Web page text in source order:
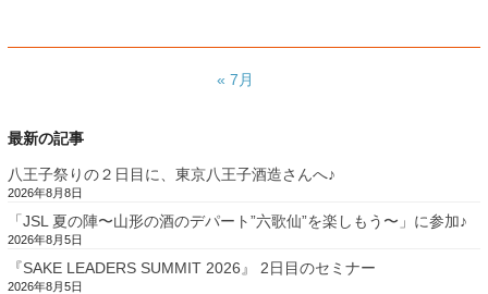
« 7月
最新の記事
八王子祭りの２日目に、東京八王子酒造さんへ♪
2026年8月8日
「JSL 夏の陣〜山形の酒のデパート”六歌仙”を楽しもう〜」に参加♪
2026年8月5日
『SAKE LEADERS SUMMIT 2026』 2日目のセミナー
2026年8月5日